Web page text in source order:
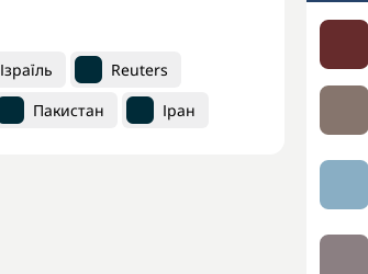
Ізраїль
Reuters
Пакистан Іран